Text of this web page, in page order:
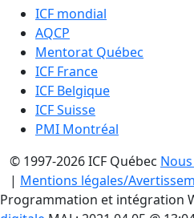
ICF mondial
AQCP
Mentorat Québec
ICF France
ICF Belgique
ICF Suisse
PMI Montréal
© 1997-2026 ICF Québec
| Mentions légales/
Programmation et intégration